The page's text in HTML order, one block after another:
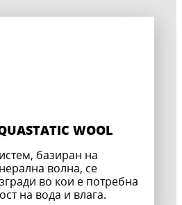
WOOL
базиран на
волна, се
во кои е потребна
на вода и влага.